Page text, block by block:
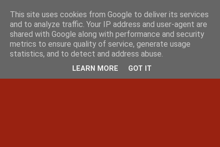
This site uses cookies from Google to deliver its services
and to analyze traffic. Your IP address and user-agent are
shared with Google along with performance and security
metrics to ensure quality of service, generate usage
statistics, and to detect and address abuse.
LEARN MORE GOT IT